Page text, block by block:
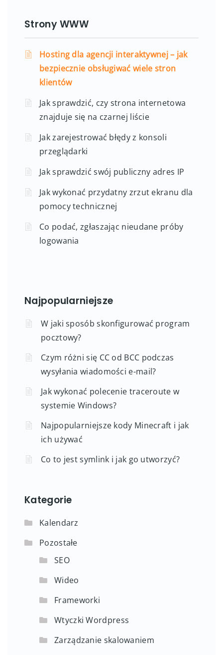
Strony WWW
Hosting dla agencji interaktywnej – jak
bezpiecznie obsługiwać wiele stron
klientów
Jak sprawdzić, czy strona internetowa
znajduje się na czarnej liście
Jak zarejestrować błędy z konsoli
przeglądarki
Jak sprawdzić swój publiczny adres IP
Jak wykonać przydatny zrzut ekranu dla
pomocy technicznej
Co podać, zgłaszając nieudane próby
logowania
Najpopularniejsze
W jaki sposób skonfigurować program
pocztowy?
Czym różni się CC od BCC podczas
wysyłania wiadomości e-mail?
Jak wykonać polecenie traceroute w
systemie Windows?
Najpopularniejsze kody Minecraft i jak
ich używać
Co to jest symlink i jak go utworzyć?
Kategorie
Kalendarz
Pozostałe
SEO
Wideo
Frameworki
Wtyczki Wordpress
Zarządzanie skalowaniem